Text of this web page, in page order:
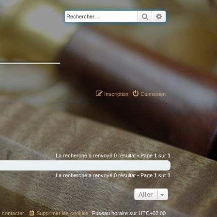
Rechercher
Connexion
Inscription
La recherche a renvoyé 0 résultat • Page 1 sur1
La recherche a renvoyé 0 résultat • Page 1 sur1
Aller
Fuseau horaire sur UTC+02:00
Supprimer les cookies
contacter